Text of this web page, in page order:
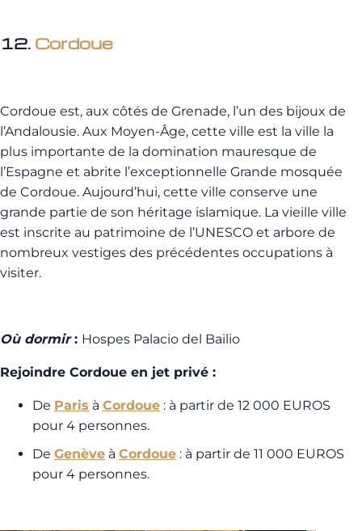
12. Cordoue
Cordoue est, aux côtés de Grenade, l’un des bijoux de
l’Andalousie. Aux Moyen-Âge, cette ville est la ville la
plus importante de la domination mauresque de
l’Espagne et abrite l’exceptionnelle Grande mosquée
de Cordoue. Aujourd’hui, cette ville conserve une
grande partie de son héritage islamique. La vieille ville
est inscrite au patrimoine de l’UNESCO et arbore de
nombreux vestiges des précédentes occupations à
visiter.
Où dormir: Hospes Palacio del Bailio
Rejoindre Cordoue en jet privé :
De Paris à Cordoue : à partir de 12 000 EUROS
pour 4 personnes.
De Genève à Cordoue : à partir de 11 000 EUROS
pour 4 personnes.